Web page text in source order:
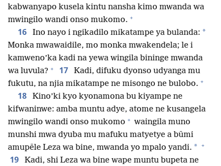
kabwanyapo kusela kintu nansha kimo mwanda wa
mwingilo wandi onso mukomo. +
16 Ino nayo i ngikadilo mikatampe ya bulanda: *
Monka mwawaidile, mo monka mwakendela; le i
kamweno’ka kadi na yewa wingila bininge mwanda
wa luvula? + 17
Kadi, difuku dyonso udyanga mu
fukutu, na njia mikatampe ne misongo ne bulobo. +
18
Kino’ki kyo kyonamona bu kiyampe ne
kifwaninwe: amba muntu adye, atome ne kusangela
mwingilo wandi onso mukomo + waingila muno
munshi mwa dyuba mu mafuku matyetye a būmi
amupēle Leza wa bine, mwanda yo mpalo yandi. * +
19
Kadi, shi Leza wa bine wape muntu bupeta ne